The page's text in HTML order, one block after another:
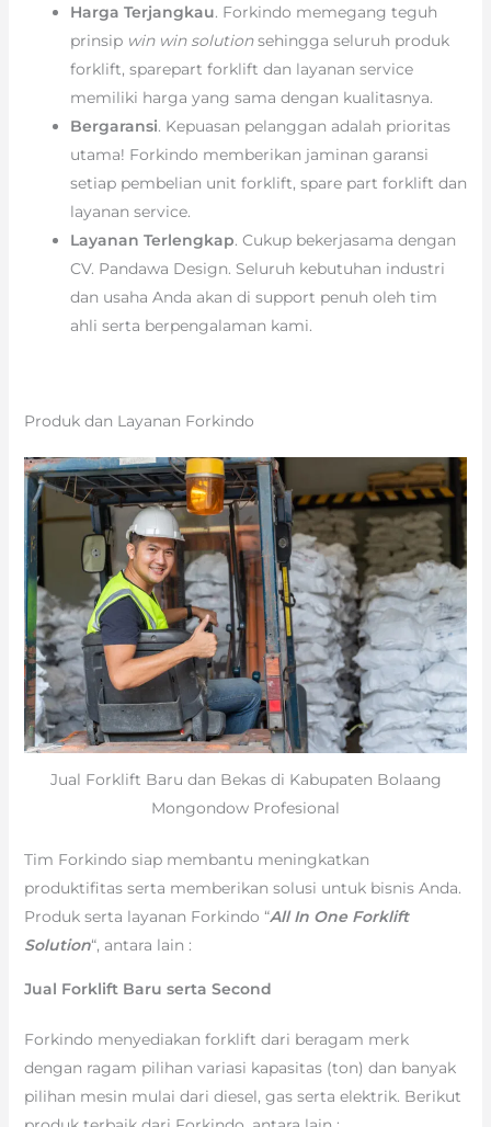
Harga Terjangkau. Forkindo memegang teguh
prinsip win win solutionsehingga seluruh produk
forklift, sparepart forklift dan layanan service
memiliki harga yang sama dengan kualitasnya.
Bergaransi. Kepuasan pelanggan adalah prioritas
utama! Forkindo memberikan jaminan garansi
setiap pembelian unit forklift, spare part forklift dan
layanan service.
Layanan Terlengkap. Cukup bekerjasama dengan
CV. Pandawa Design. Seluruh kebutuhan industri
dan usaha Anda akan di support penuh oleh tim
ahli serta berpengalaman kami.
Produk dan Layanan Forkindo
Jual Forklift Baru dan Bekas di Kabupaten Bolaang
Mongondow Profesional
Tim Forkindo siap membantu meningkatkan
produktifitas serta memberikan solusi untuk bisnis Anda.
Produk serta layanan Forkindo “All In One Forklift
Solution“, antara lain :
Jual Forklift Baru serta Second
Forkindo menyediakan forklift dari beragam merk
dengan ragam pilihan variasi kapasitas (ton) dan banyak
pilihan mesin mulai dari diesel, gas serta elektrik. Berikut